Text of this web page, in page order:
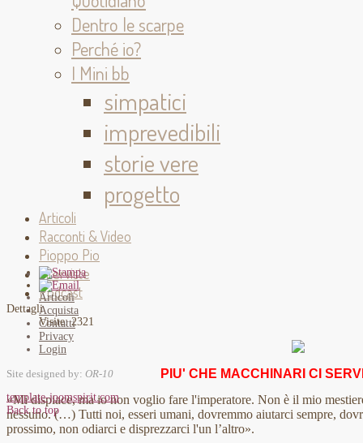
Dentro le scarpe
Perché io?
I Mini bb
simpatici
imprevedibili
storie vere
progetto
Articoli
Racconti & Video
Pioppo Pio
Interviste
Podcast
Dettagli
Visite: 2321
PIU' CHE MACCHINARI CI
«Mi dispiace, ma io non voglio fare l'imperatore. Non è il mio
nessuno. (…) Tutti noi, esseri umani, dovremmo aiutarci sempre,
prossimo, non odiarci e disprezzarci l'un l’altro».
Articoli
Acquista
Contatti
Privacy
Login
Site designed by: OR-10
template-joomspirit.com
Back to top